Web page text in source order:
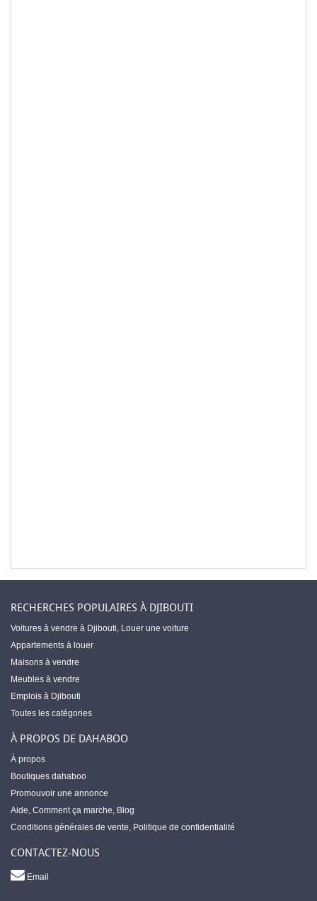
RECHERCHES POPULAIRES À DJIBOUTI
Voitures à vendre à Djibouti, Louer une voiture
Appartements à louer
Maisons à vendre
Meubles à vendre
Emplois à Djibouti
Toutes les catégories
À PROPOS DE DAHABOO
À propos
Boutiques dahaboo
Promouvoir une annonce
Aide, Comment ça marche, Blog
Conditions générales de vente, Politique de confidentialité
CONTACTEZ-NOUS
Email